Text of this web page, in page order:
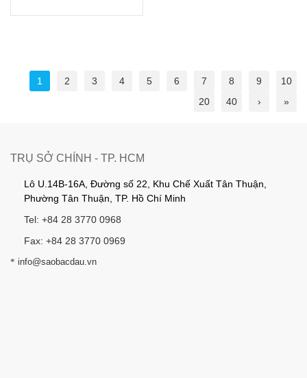
1 2 3 4 5 6 7 8 9
10
20
40 › »
TRỤ SỞ CHÍNH - TP. HCM
Lô U.14B-16A, Đường số 22, Khu Chế Xuất Tân Thuận,
Phường Tân Thuận, TP. Hồ Chí Minh
Tel: +84 28 3770 0968
Fax: +84 28 3770 0969
* info@saobacdau.vn